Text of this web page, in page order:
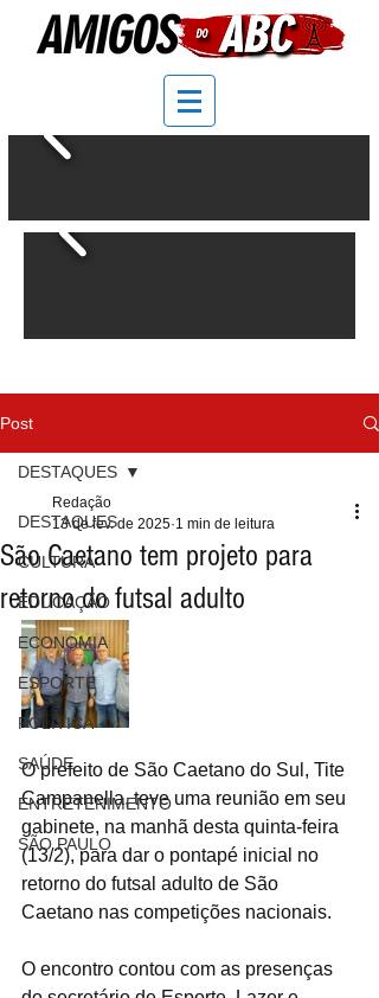
Post
DESTAQUES
CULTURA
EDUCAÇÃO
ECONOMIA
ESPORTE
POLÍTICA
SAÚDE
ENTRETENIMENTO
SÃO PAULO
DESTAQUES
São Caetano tem projeto para
retorno do futsal adulto
Redação
13 de fev. de 2025 1 min de leitura
O prefeito de São Caetano do Sul, Tite
Campanella, teve uma reunião em seu
gabinete, na manhã desta quinta-feira
(13/2), para dar o pontapé inicial no
retorno do futsal adulto de São
Caetano nas competições nacionais.
O encontro contou com as presenças